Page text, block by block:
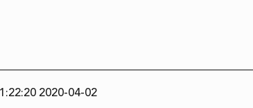
2020-04-02 11:22:20